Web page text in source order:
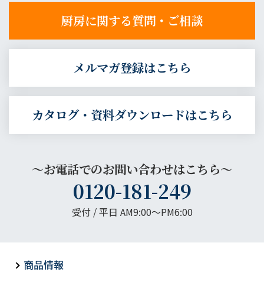
厨房に関する質問・ご相談
メルマガ登録はこちら
カタログ・資料ダウンロードはこちら
～お電話でのお問い合わせはこちら～
0120-181-249
受付 / 平日 AM9:00〜PM6:00
商品情報